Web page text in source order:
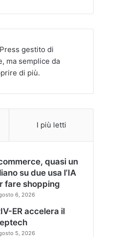
I più letti
quasi un
su due usa l’IA
fare shopping
6, 2026
ER accelera il
5, 2026